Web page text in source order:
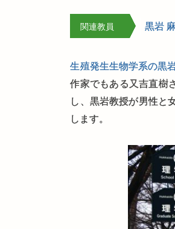
関連教員 黒岩
生殖発生生物学系の黒
作家でもある又吉直樹
し、黒岩教授が男性と
します。